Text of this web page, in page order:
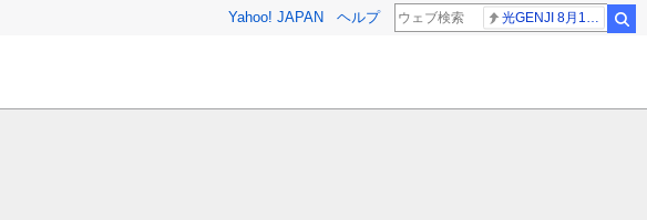
Yahoo! JAPAN ヘルプ